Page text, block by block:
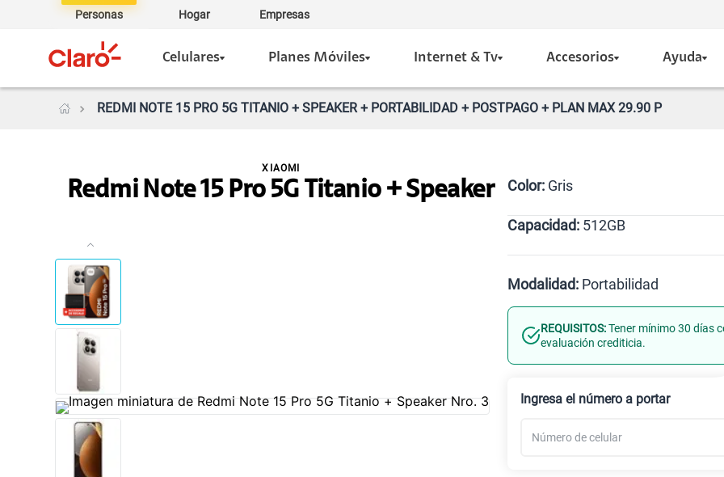
Personas Hogar Empresas
Celulares Planes Móviles Internet & Tv Accesorios Ayuda
REDMI NOTE 15 PRO 5G TITANIO + SPEAKER + PORTABILIDAD + POSTPAGO + PLAN MAX 29.90 P
Redmi Note 15 Pro 5G Titanio + Speaker
XIAOMI
Color: Gris
Gris
Capacidad: 512GB
Modalidad: Portabilidad
Línea Nueva
REQUISITOS:Tener mínimo 30 días
evaluación crediticia.
Ingresa el número a portar